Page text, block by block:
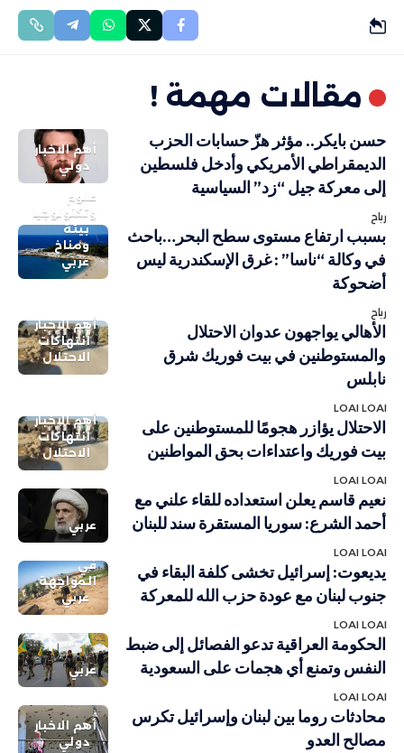
مقالات مهمة !
أهم الاخبار
دولي
حسن بايكر.. مؤثر هزّ حسابات الحزب
الديمقراطي الأمريكي وأدخل فلسطين
إلى معركة جيل “زد” السياسية
رباح
علوم
وتكنولوجيا
بيئة
ومناخ
عربي
بسبب ارتفاع مستوى سطح البحر…باحث
في وكالة “ناسا” : غرق الإسكندرية ليس
أضحوكة
رباح
أهم الاخبار
انتهاكات
الاحتلال
الأهالي يواجهون عدوان الاحتلال
والمستوطنين في بيت فوريك شرق
نابلس
LOAI LOAI
أهم الاخبار
انتهاكات
الاحتلال
الاحتلال يؤازر هجومًا للمستوطنين على
بيت فوريك واعتداءات بحق المواطنين
LOAI LOAI
عربي
نعيم قاسم يعلن استعداده للقاء علني مع
أحمد الشرع: سوريا المستقرة سند للبنان
LOAI LOAI
في
المواجهة
عربي
يديعوت: إسرائيل تخشى كلفة البقاء في
جنوب لبنان مع عودة حزب الله للمعركة
LOAI LOAI
عربي
الحكومة العراقية تدعو الفصائل إلى ضبط
النفس وتمنع أي هجمات على السعودية
LOAI LOAI
أهم الاخبار
دولي
محادثات روما بين لبنان وإسرائيل تكرس
مصالح العدو